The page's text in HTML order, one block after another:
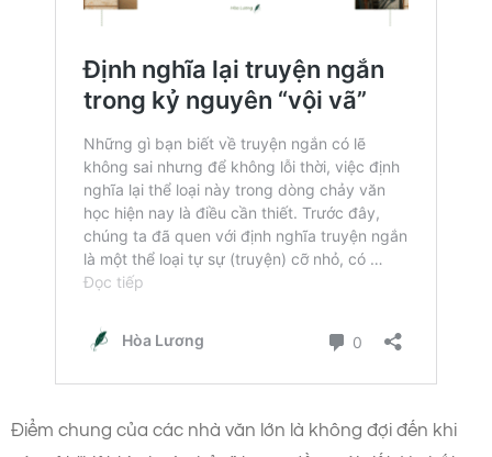
Điểm chung của các nhà văn lớn là không đợi đến khi